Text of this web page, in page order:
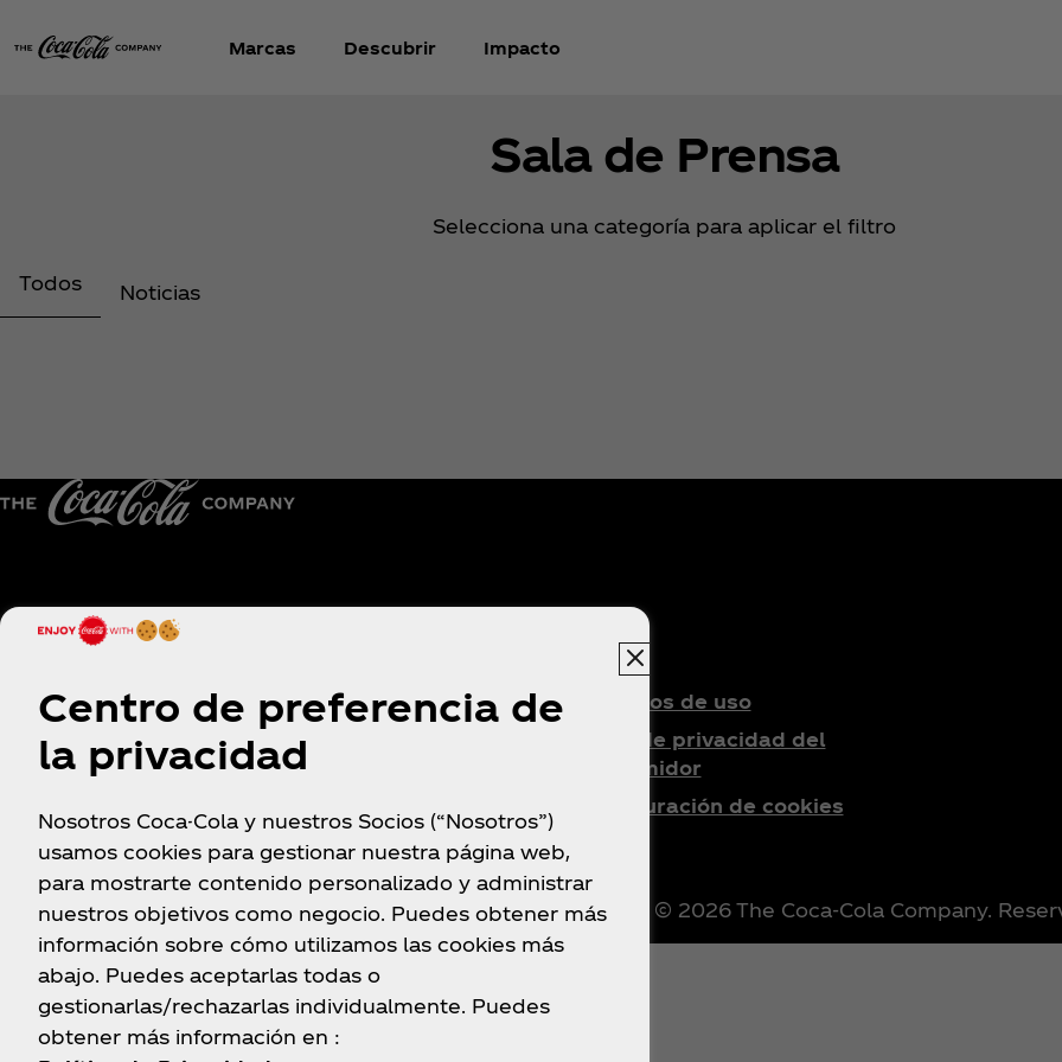
Marcas Descubrir Impacto
Sala de Prensa
Selecciona una categoría para aplicar el filtro
Todos Noticias
Sobre Nosotros
Nuestra Compañía
Sala de Prensa
Nuestra historia
Trabaja con nosotros
Mapa del sitio
Términos de uso
Aviso de privacidad del
consumidor
Configuración de cookies
© 2026 The Coca‑Cola Company.
Centro de preferencia de
la privacidad
Nosotros Coca-Cola y nuestros Socios (“Nosotros”)
usamos cookies para gestionar nuestra página web,
para mostrarte contenido personalizado y administrar
nuestros objetivos como negocio. Puedes obtener más
información sobre cómo utilizamos las cookies más
abajo. Puedes aceptarlas todas o
gestionarlas/rechazarlas individualmente. Puedes
obtener más información en :